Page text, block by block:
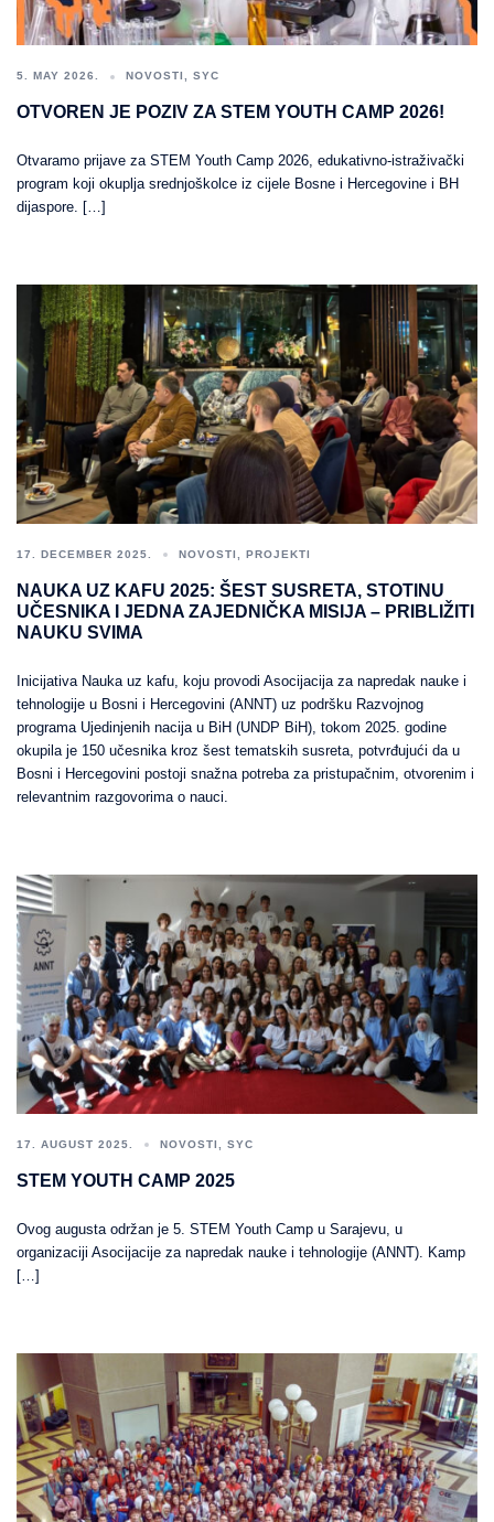
5. MAY 2026. NOVOSTI, SYC
OTVOREN JE POZIV ZA STEM YOUTH CAMP 2026!
Otvaramo prijave za STEM Youth Camp 2026, edukativno-istraživački
program koji okuplja srednjoškolce iz cijele Bosne i Hercegovine i BH
dijaspore. […]
17. DECEMBER 2025. NOVOSTI PROJEKTI
NAUKA UZ KAFU 2025: ŠEST SUSRETA, STOTINU
UČESNIKA I JEDNA ZAJEDNIČKA MISIJA – PRIBLIŽITI
NAUKU SVIMA
Inicijativa Nauka uz kafu, koju provodi Asocijacija za napredak nauke i
tehnologije u Bosni i Hercegovini (ANNT) uz podršku Razvojnog
programa Ujedinjenih nacija u BiH (UNDP BiH), tokom 2025. godine
okupila je 150 učesnika kroz šest tematskih susreta, potvrđujući da u
Bosni i Hercegovini postoji snažna potreba za pristupačnim, otvorenim i
relevantnim razgovorima o nauci.
17. AUGUST 2025. NOVOSTI SYC
STEM YOUTH CAMP 2025
Ovog augusta održan je 5. STEM Youth Camp u Sarajevu, u
organizaciji Asocijacije za napredak nauke i tehnologije (ANNT). Kamp
[…]